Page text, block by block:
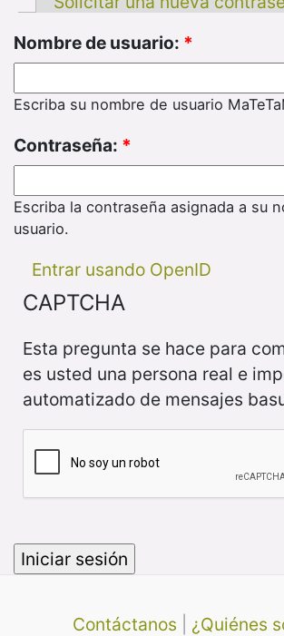
Nombre de usuario: *
Escriba su nombre de usuario
Contraseña: *
Escriba la contraseña asignada a su
usuario.
Entrar usando OpenID
CAPTCHA
Esta pregunta se hace para
es usted una persona real e
automatizado de mensajes
Contáctanos
¿Quiénes